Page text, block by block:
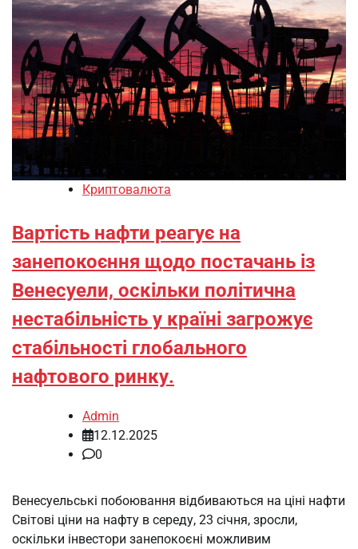
Криптовалюта
Вартість нафти реагує на
занепокоєння щодо постачань із
Венесуели, оскільки політична
нестабільність у країні загрожує
стабільності глобального
нафтового ринку.
Admin
12.12.2025
0
Венесуельські побоювання відбиваються на ціні нафти
Світові ціни на нафту в середу, 23 січня, зросли,
оскільки інвестори занепокоєні можливим